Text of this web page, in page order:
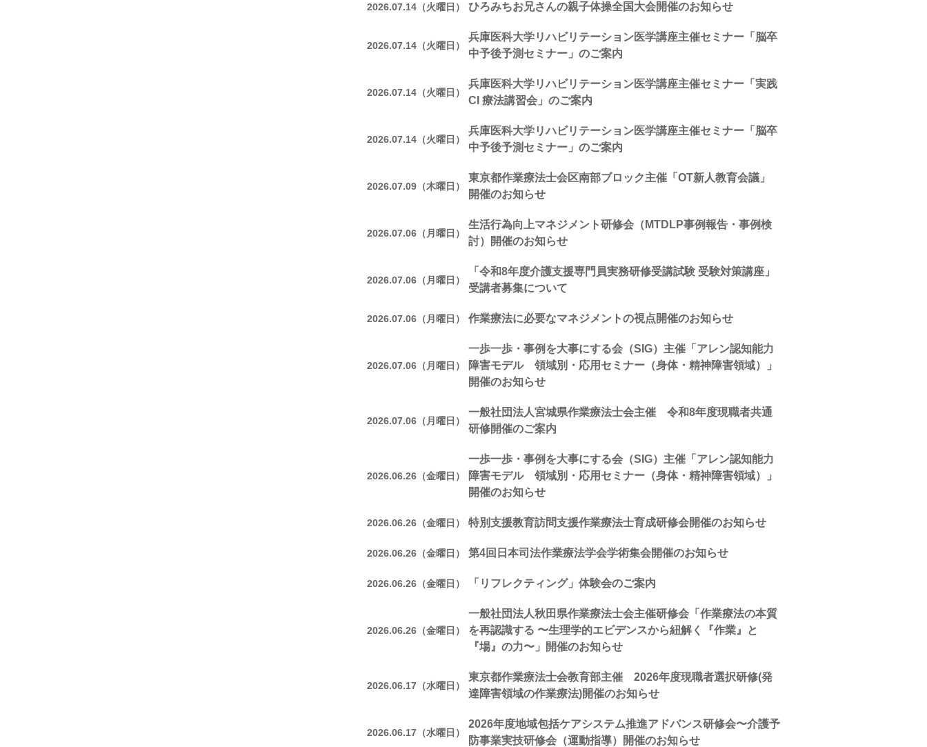
2026.07.14（火曜日） ひろみちお兄さんの親子体操全国大会開催のお知らせ
2026.07.14（火曜日）
兵庫医科大学リハビリテーション医学講座主催セミナー「脳卒
中予後予測セミナー」のご案内
2026.07.14（火曜日）
兵庫医科大学リハビリテーション医学講座主催セミナー「実践
CI 療法講習会」のご案内
2026.07.14（火曜日）
兵庫医科大学リハビリテーション医学講座主催セミナー「脳卒
中予後予測セミナー」のご案内
2026.07.09（木曜日）
東京都作業療法士会区南部ブロック主催「OT新人教育会議」
開催のお知らせ
2026.07.06（月曜日）
生活行為向上マネジメント研修会（MTDLP事例報告・事例検
討）開催のお知らせ
2026.07.06（月曜日）
「令和8年度介護支援専門員実務研修受講試験 受験対策講座」
受講者募集について
2026.07.06（月曜日） 作業療法に必要なマネジメントの視点開催のお知らせ
2026.07.06（月曜日）
一歩一歩・事例を大事にする会（SIG）主催「アレン認知能力
障害モデル 領域別・応用セミナー（身体・精神障害領域）」
開催のお知らせ
2026.07.06（月曜日）
一般社団法人宮城県作業療法士会主催 令和8年度現職者共通
研修開催のご案内
2026.06.26（金曜日）
一歩一歩・事例を大事にする会（SIG）主催「アレン認知能力
障害モデル 領域別・応用セミナー（身体・精神障害領域）」
開催のお知らせ
2026.06.26（金曜日） 特別支援教育訪問支援作業療法士育成研修会開催のお知らせ
2026.06.26（金曜日） 第4回日本司法作業療法学会学術集会開催のお知らせ
2026.06.26（金曜日） 「リフレクティング」体験会のご案内
2026.06.26（金曜日）
一般社団法人秋田県作業療法士会主催研修会「作業療法の本質
を再認識する 〜生理学的エビデンスから紐解く『作業』と
『場』の力〜」開催のお知らせ
2026.06.17（水曜日）
東京都作業療法士会教育部主催 2026年度現職者選択研修(発
達障害領域の作業療法)開催のお知らせ
2026.06.17（水曜日）
2026年度地域包括ケアシステム推進アドバンス研修会〜介護予
防事業実技研修会（運動指導）開催のお知らせ